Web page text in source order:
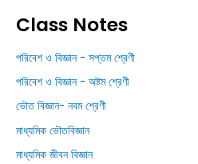
Class Notes
পরিবেশ ও বিজ্ঞান - সপ্তম শ্রেণী
পরিবেশ ও বিজ্ঞান - অষ্টম শ্রেণী
ভৌত বিজ্ঞান- নবম শ্রেণী
মাধ্যমিক ভৌতবিজ্ঞান
মাধ্যমিক জীবন বিজ্ঞান